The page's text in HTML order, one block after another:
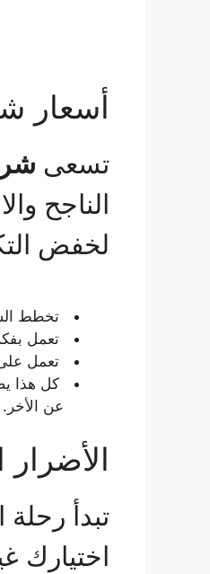
أسعار
تسعى
الناجح
لخفض
تخطط
تعمل
تعمل
كل هذا
عن الأخر.
تبدأ
اختيارك